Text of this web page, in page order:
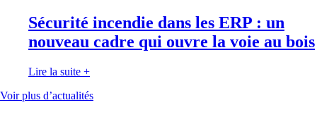
Sécurité incendie dans les ERP : un
nouveau cadre qui ouvre la voie au bois
Lire la suite +
Voir plus d’actualités